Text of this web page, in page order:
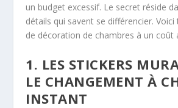
un budget excessif. Le secret réside
détails qui savent se différencier.
de décoration de chambres à un coût
1. LES STICKERS
LE CHANGEMENT À
INSTANT